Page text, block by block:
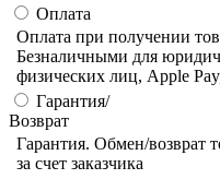
Оплата
Оплата при получении
Безналичными для
физических лиц, Apple
Гарантия/
Возврат
Гарантия. Обмен/возврат
за счет заказчика